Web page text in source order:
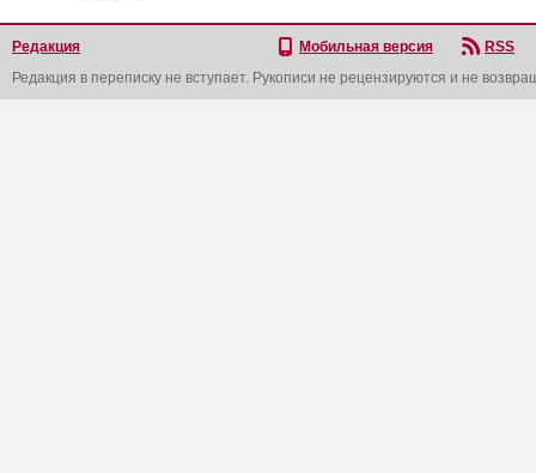
Редакция Мобильная версия
RSS
Редакция в переписку не вступает. Рукописи не рецензируются и не